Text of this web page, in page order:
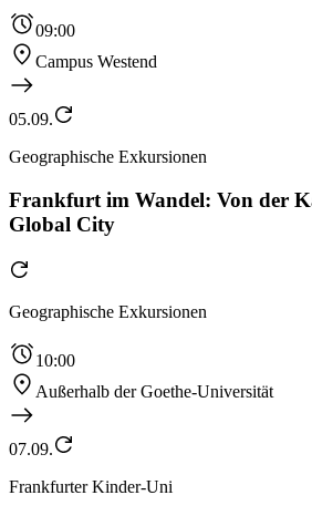
09:00
Campus Westend
05.09.
Geographische Exkursionen
Frankfurt im Wandel: Von der
Global City
Geographische Exkursionen
10:00
Außerhalb der Goethe-Universität
07.09.
Frankfurter Kinder-Uni